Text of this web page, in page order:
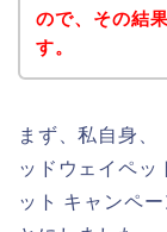
ので、その結
す。
まず、私自身、
ッドウェイペッ
ット キャンペ